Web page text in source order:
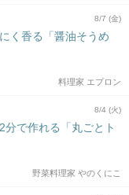
8/7 (金)
く香る「醤油そうめ
料理家 エプロン
8/4 (火)
分で作れる「丸ごとト
野菜料理家 やのくにこ